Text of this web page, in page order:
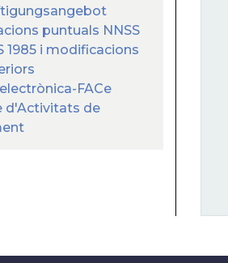
puntuals NNSS
1985 i modificacions
FACe
d'Activitats de